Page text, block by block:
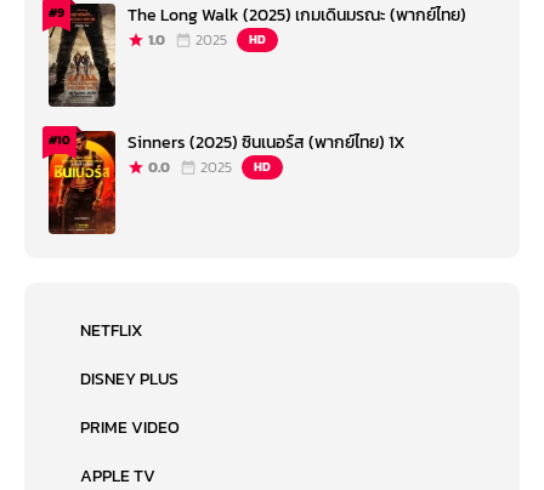
#9 The Long Walk (2025) เกมเดินมรณะ (พากย์ไทย)
1.0 2025 HD
#10 Sinners (2025) ซินเนอร์ส (พากย์ไทย) 1X
0.0 2025 HD
NETFLIX
DISNEY PLUS
PRIME VIDEO
APPLE TV